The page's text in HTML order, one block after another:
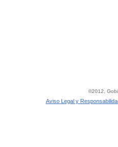
©2012,
Aviso Legal y